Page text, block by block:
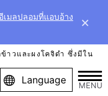
เมลปลอมที่แอบอ้าง
×
าวและผงโคจิดำ ซึ่งมีใน
Language MENU